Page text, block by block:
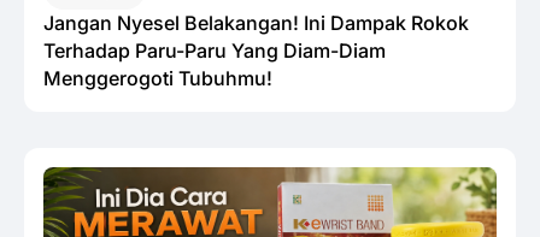
Jangan Nyesel Belakangan! Ini Dampak Rokok
Terhadap Paru-Paru Yang Diam-Diam
Menggerogoti Tubuhmu!